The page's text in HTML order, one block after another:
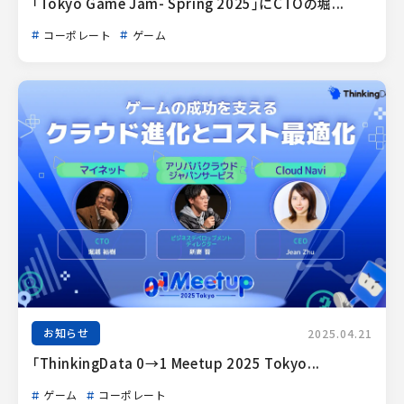
コーポレート ゲーム
お知らせ 2025.04.21
「ThinkingData 0→1 Meetup 2025 Tokyo...
ゲーム コーポレート